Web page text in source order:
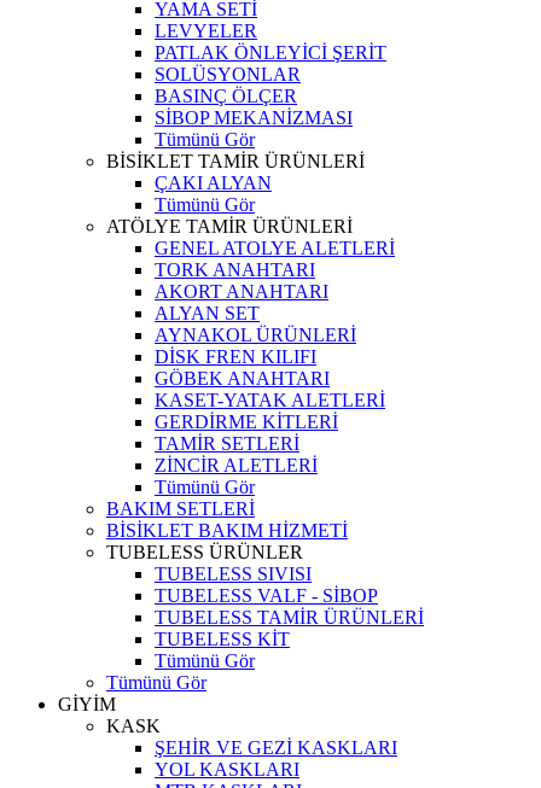
YAMA SETİ
LEVYELER
PATLAK ÖNLEYİCİ ŞERİT
SOLÜSYONLAR
BASINÇ ÖLÇER
SİBOP MEKANİZMASI
Tümünü Gör
BİSİKLET TAMİR ÜRÜNLERİ
ÇAKI ALYAN
Tümünü Gör
ATÖLYE TAMİR ÜRÜNLERİ
GENEL ATOLYE ALETLERİ
TORK ANAHTARI
AKORT ANAHTARI
ALYAN SET
AYNAKOL ÜRÜNLERİ
DİSK FREN KILIFI
GÖBEK ANAHTARI
KASET-YATAK ALETLERİ
GERDİRME KİTLERİ
TAMİR SETLERİ
ZİNCİR ALETLERİ
Tümünü Gör
BAKIM SETLERİ
BİSİKLET BAKIM HİZMETİ
TUBELESS ÜRÜNLER
TUBELESS SIVISI
TUBELESS VALF - SİBOP
TUBELESS TAMİR ÜRÜNLERİ
TUBELESS KİT
Tümünü Gör
Tümünü Gör
GİYİM
KASK
ŞEHİR VE GEZİ KASKLARI
YOL KASKLARI